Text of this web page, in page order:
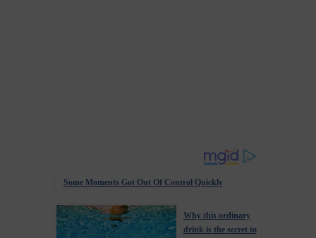
Some Moments Got Out Of Control Quickly
Why this ordinary
drink is the secret to